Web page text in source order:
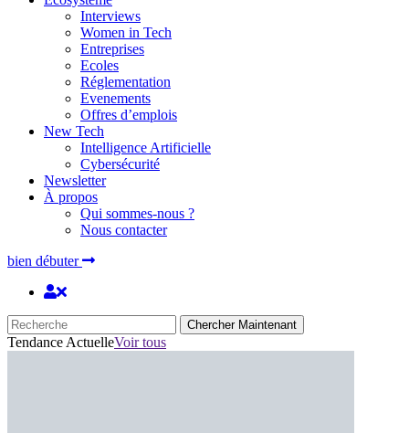
Interviews
Women in Tech
Entreprises
Ecoles
Réglementation
Evenements
Offres d’emplois
New Tech
Intelligence Artificielle
Cybersécurité
Newsletter
À propos
Qui sommes-nous ?
Nous contacter
bien débuter
Chercher Maintenant
Tendance ActuelleVoir tous